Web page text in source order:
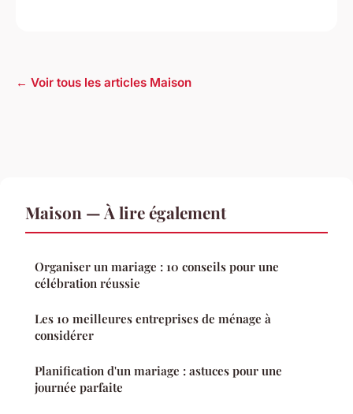
← Voir tous les articles Maison
Maison — À lire également
Organiser un mariage : 10 conseils pour une
célébration réussie
Les 10 meilleures entreprises de ménage à
considérer
Planification d'un mariage : astuces pour une
journée parfaite